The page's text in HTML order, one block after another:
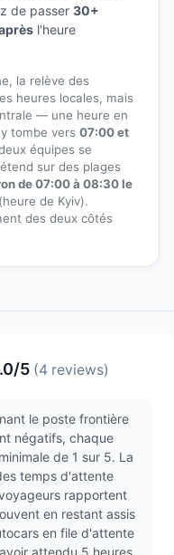
de passer 30+
l'heure
la relève des
heures locales, mais
— une heure en
tombe vers 07:00 et
équipes se
sur des plages
de 07:00 à 08:30 le
de Kyiv).
des deux côtés
5 (4 reviews)
le poste frontière
négatifs, chaque
de 1 sur 5. La
temps d'attente
rapportent
en restant assis
en file d'attente
attendu 5 heures